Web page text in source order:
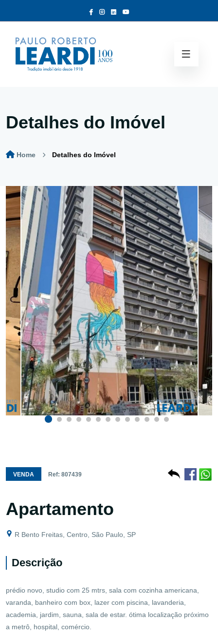
Detalhes do Imóvel
Home Detalhes do Imóvel
VENDA Ref: 807439
Apartamento
R Bento Freitas, Centro, São Paulo, SP
Descrição
prédio novo, studio com 25 mtrs, sala com cozinha americana,
varanda, banheiro com box, lazer com piscina, lavanderia,
academia, jardim, sauna, sala de estar. ótima localização próximo
a metrô, hospital, comércio.